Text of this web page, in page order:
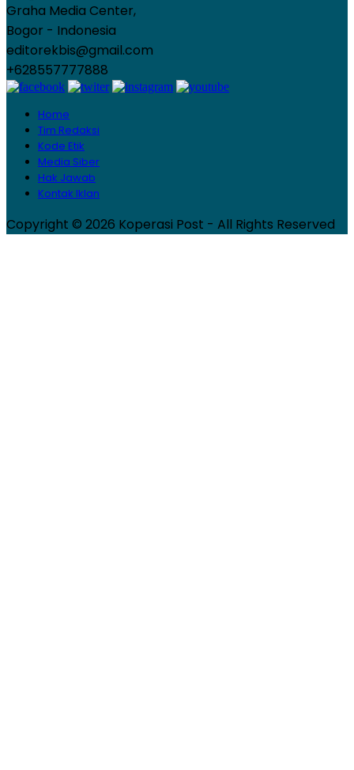
Graha Media Center,
Bogor - Indonesia
editorekbis@gmail.com
+628557777888
Home
Tim Redaksi
Kode Etik
Media Siber
Hak Jawab
Kontak Iklan
Copyright © 2026 Koperasi Post - All Rights Reserved